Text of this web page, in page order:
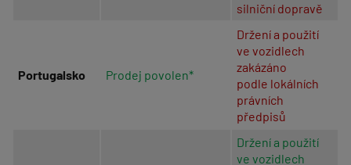
silniční dopravě
Portugalsko Prodej povolen*
Držení a použití
ve vozidlech
zakázáno
podle lokálních
právních
předpisů
Držení a použití
ve vozidlech